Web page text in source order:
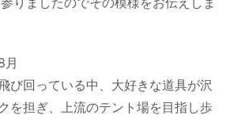
び回っている中、大好きな道具が沢
を担ぎ、上流のテント場を目指し歩